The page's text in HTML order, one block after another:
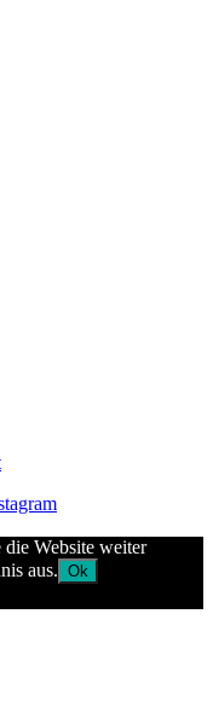
die Website weiter
aus. Ok